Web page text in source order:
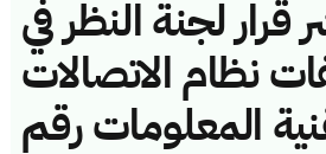
قرار لجنة النظر في
نظام الاتصالات
المعلومات رقم